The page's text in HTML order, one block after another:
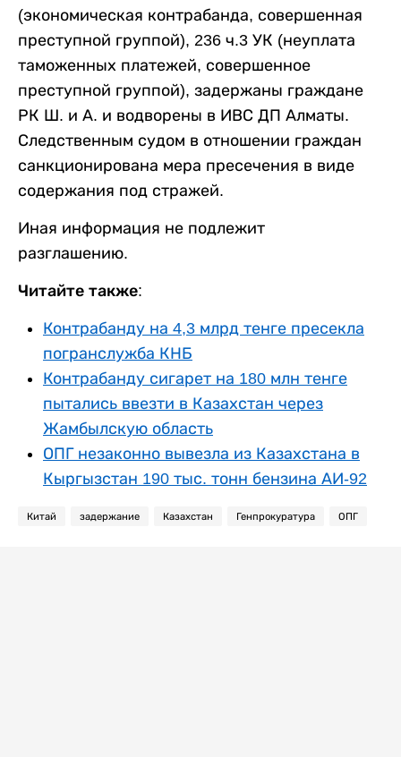
(экономическая контрабанда, совершенная
преступной группой), 236 ч.3 УК (неуплата
таможенных платежей, совершенное
преступной группой), задержаны граждане
РК Ш. и А. и водворены в ИВС ДП Алматы.
Следственным судом в отношении граждан
санкционирована мера пресечения в виде
содержания под стражей.
Иная информация не подлежит
разглашению.
Читайте также:
Контрабанду на 4,3 млрд тенге пресекла
погранслужба КНБ
Контрабанду сигарет на 180 млн тенге
пытались ввезти в Казахстан через
Жамбылскую область
ОПГ незаконно вывезла из Казахстана в
Кыргызстан 190 тыс. тонн бензина АИ-92
Китай задержание Казахстан Генпрокуратура ОПГ